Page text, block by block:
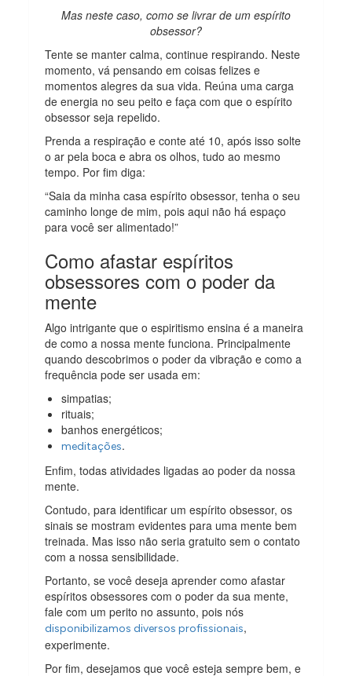
Mas neste caso, como se livrar de um espírito
obsessor?
Tente se manter calma, continue respirando. Neste
momento, vá pensando em coisas felizes e
momentos alegres da sua vida. Reúna uma carga
de energia no seu peito e faça com que o espírito
obsessor seja repelido.
Prenda a respiração e conte até 10, após isso solte
o ar pela boca e abra os olhos, tudo ao mesmo
tempo. Por fim diga:
“Saia da minha casa espírito obsessor, tenha o seu
caminho longe de mim, pois aqui não há espaço
para você ser alimentado!”
Como afastar espíritos
obsessores com o poder da
mente
Algo intrigante que o espiritismo ensina é a maneira
de como a nossa mente funciona. Principalmente
quando descobrimos o poder da vibração e como a
frequência pode ser usada em:
simpatias;
rituais;
banhos energéticos;
meditações.
Enfim, todas atividades ligadas ao poder da nossa
mente.
Contudo, para identificar um espírito obsessor, os
sinais se mostram evidentes para uma mente bem
treinada. Mas isso não seria gratuito sem o contato
com a nossa sensibilidade.
Portanto, se você deseja aprender como afastar
espíritos obsessores com o poder da sua mente,
fale com um perito no assunto, pois nós
disponibilizamos diversos profissionais,
experimente.
Por fim, desejamos que você esteja sempre bem, e